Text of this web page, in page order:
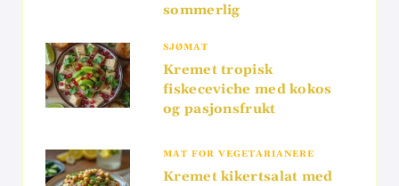
sommerlig
SJØMAT
Kremet tropisk
fiskeceviche med kokos
og pasjonsfrukt
MAT FOR VEGETARIANERE
Kremet kikertsalat med